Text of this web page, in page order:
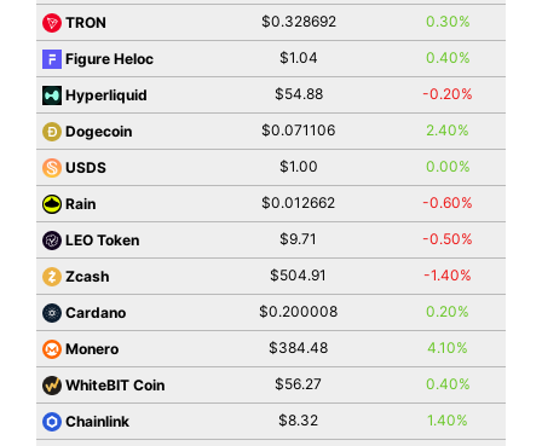
TRON $0.328692 0.30%
Figure Heloc $1.04 0.40%
Hyperliquid $54.88 -0.20%
Dogecoin $0.071106 2.40%
USDS $1.00 0.00%
Rain $0.012662 -0.60%
LEO Token $9.71 -0.50%
Zcash $504.91 -1.40%
Cardano $0.200008 0.20%
Monero $384.48 4.10%
WhiteBIT Coin $56.27 0.40%
Chainlink $8.32 1.40%